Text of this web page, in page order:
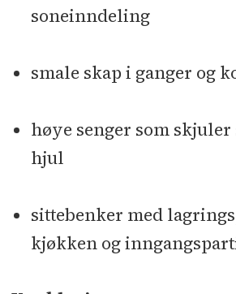
soneinndeling
smale skap i ganger og
høye senger som
hjul
sittebenker med
kjøkken og